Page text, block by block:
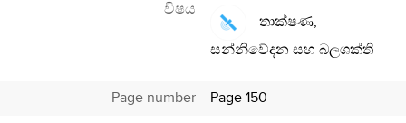
විෂය
තාක්ෂණ,
සන්නිවේදන සහ බලශක්ති
Page number
Page 150